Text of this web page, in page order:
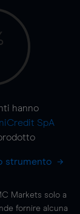
hanno
SpA
strumento
Markets solo a
fornire alcuna